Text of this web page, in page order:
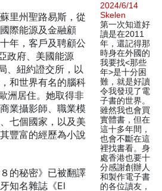
里州聖路易斯，從
際能源及金融顧
年，客戶及聘顧公
政府、美國能源
、紐約證交所，以
和世界有名的腦科
洲居住。她取得非
業攝影師、職業模
七個國家，以及美
豐富的經歷為小說
的秘密》已被翻譯
知名雜誌《El
2024/6/14
Skelen
第一次知道好
讀是在2011
年，還記得那
時身在外國的
我要找<那些
年>是十分困
難，就是好讀
令我發現了電
子書的世界。
雖然我也會買
實體書，但在
這十多年間，
也會不斷在這
裡找書看。身
處香港也要十
分感謝創辦人
和製作電子書
的各位讀友，